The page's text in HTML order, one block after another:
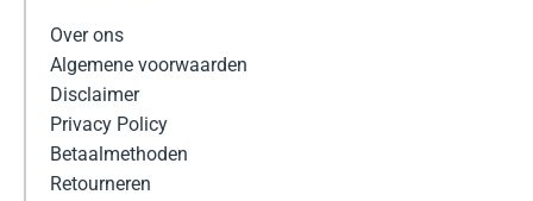
Over ons
Algemene voorwaarden
Disclaimer
Privacy Policy
Betaalmethoden
Retourneren